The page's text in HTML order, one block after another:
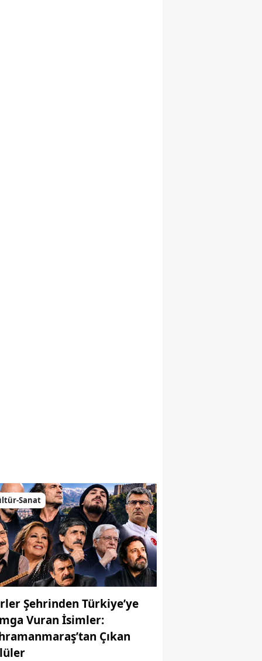
MUHABİR: Elife Karaarslan
Sanat
Şehrinden Türkiye’ye
Vuran İsimler:
Çıkan